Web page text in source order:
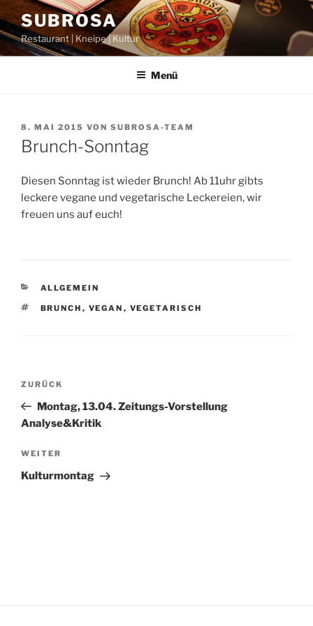
Zum
Inhalt
springen
SUBROSA
Restaurant | Kneipe | Kultur
Menü
VERÖFFENTLICHT
AM
8. MAI 2015 VON SUBROSA-TEAM
Brunch-Sonntag
Diesen Sonntag ist wieder Brunch! Ab 11uhr gibts
leckere vegane und vegetarische Leckereien, wir
freuen uns auf euch!
KATEGORIEN
ALLGEMEIN
SCHLAGWÖRTER
BRUNCH , VEGAN , VEGETARISCH
Beitragsnavigation
Vorheriger
Beitrag
ZURÜCK
Montag, 13.04. Zeitungs-Vorstellung
Analyse&Kritik
Nächster
Beitrag
WEITER
Kulturmontag